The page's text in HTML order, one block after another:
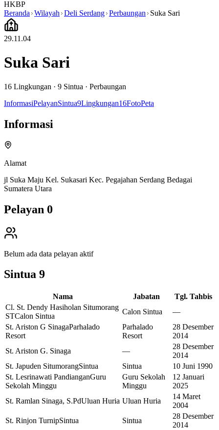
HKBP
Beranda Wilayah Deli Serdang Perbaungan Suka Sari
29.11.04
Suka Sari
16 Lingkungan · 9 Sintua · Perbaungan
InformasiPelayanSintua9Lingkungan16FotoPeta
Informasi
Alamat
jl Suka Maju Kel. Sukasari Kec. Pegajahan Serdang Bedagai
Sumatera Utara
Pelayan 0
Belum ada data pelayan aktif
Sintua 9
Nama Jabatan
Tgl. Tahbis
Cl. St. Dendy Hasiholan Situmorang
STCalon Sintua
Calon Sintua
—
St. Ariston G SinagaParhalado
Resort
Parhalado
Resort
28 Desember
2014
St. Ariston G. Sinaga
—
28 Desember
2014
St. Japuden SitumorangSintua Sintua
10 Juni 1990
St. Lesrinawati PandianganGuru
Sekolah Minggu
Guru Sekolah
Minggu
12 Januari
2025
St. Ramlan Sinaga, S.PdUluan Huria Uluan Huria
14 Maret
2004
St. Rinjon TurnipSintua Sintua
28 Desember
2014